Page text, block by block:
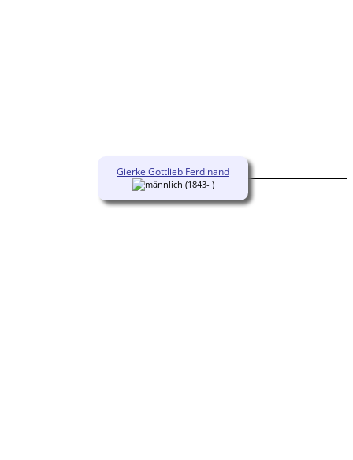
Gierke Gottlieb Ferdinand
(1843- )